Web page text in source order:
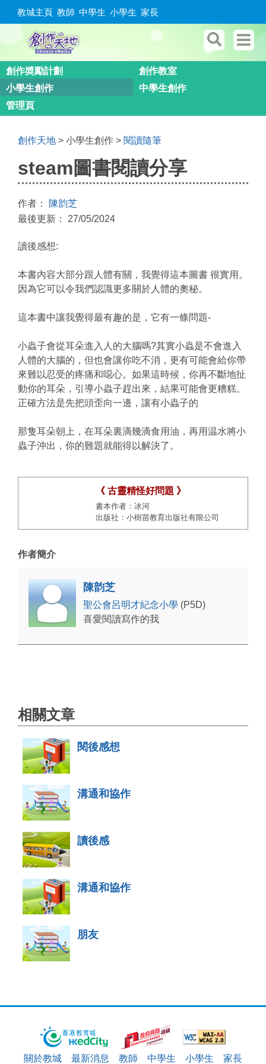
教城主頁 教師 中學生 小學生 家長
創作奬勵計劃
創作教室
小學生創作
中學生創作
管理頁
創作天地 > 小學生創作 > 閱讀隨筆
steam圖書閱讀分享
作者：
陳韵芝
最後更新： 27/05/2024
讀後感想:
本書內容大部分跟人體有關，我覺得這本圖書 很實用。
因為它可以令我們認識更多關於人體的奧秘。
這本書中讓我覺得最有趣的是，它有一條問題-
小蟲子會從耳朵進入人的大腦嗎?其實小蟲是不會進入
人體的大腦的，但也會讓你吃不消，更有可能會給你帶
來難以忍受的疼痛和噁心。如果這時候，你再不斷地扯
動你的耳朵，引導小蟲子趕出來，結果可能會更糟糕。
正確方法是先把頭歪向一邊，讓有小蟲子的
那隻耳朵朝上，在耳朵裏滴幾滴食用油，再用温水將小
蟲子沖出，你的難題就能得以解決了。
《 古靈精怪好問題 》
書本作者：冰河
出版社：小樹苗教育出版社有限公司
作者簡介
陳韵芝
聖公會呂明才紀念小學 (P5D)
喜愛閱讀寫作的我
相關文章
閱後感想
溝通和協作
讀後感
溝通和協作
朋友
關於教城 最新消息 教師 中學生 小學生 家長